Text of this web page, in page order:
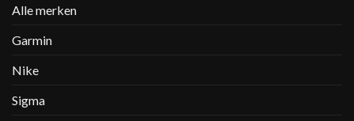
Alle merken
Garmin
Nike
Sigma